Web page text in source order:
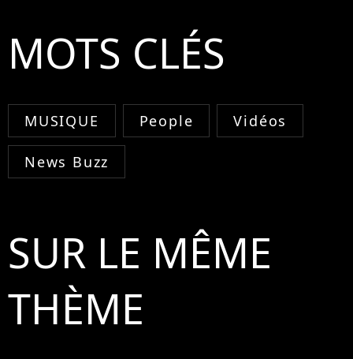
MOTS CLÉS
MUSIQUE People Vidéos
News Buzz
SUR LE MÊME
THÈME